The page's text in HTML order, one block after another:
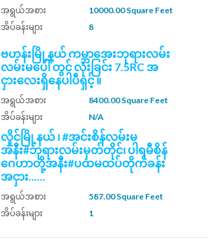
အရွယ်အစား
10000.00 Square Feet
အိပ်ခန်းများ
8
ဗဟန်းမြို့နယ် ကမ္ဘာ​အေးဘုရားလမ်း
လမ်းမပေါ် တွင် လုံးခြင်း 7.5RC အ
ငှားလေးရှိနေပါပီရှင့် ။
အရွယ်အစား
8400.00 Square Feet
အိပ်ခန်းများ
N/A
လှိုင်မြို့နယ် ၊ #အင်းစိန်လမ်းမ
အနီး#ဘုရားလမ်းမှတ်တိုင်၊ ပါရမီစိန်
ဂေဟာတို့အနီး#ပထမထပ်တိုက်ခန်း
အငှား......
အရွယ်အစား
587.00 Square Feet
အိပ်ခန်းများ
1